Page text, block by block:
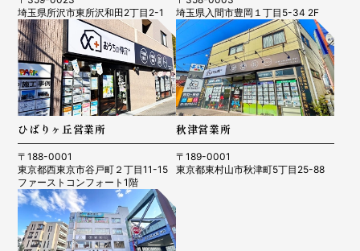
埼玉県所沢市東所沢和田2丁目2-1
埼玉県入間市豊岡１丁目5-34 2F
ひばりヶ丘営業所
〒188-0001
東京都西東京市谷戸町２丁目11-15
ファーストコンフォート1階
秋津営業所
〒189-0001
東京都東村山市秋津町5丁目25-88